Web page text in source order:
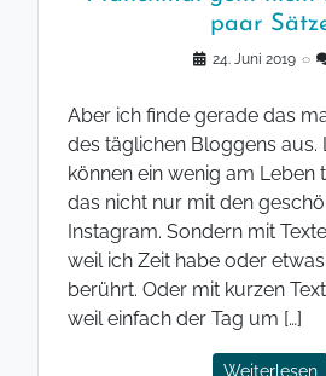
paar
24. Juni 2019 ◌
Aber ich finde gerade das
des täglichen Bloggens aus.
können ein wenig am Leben
das nicht nur mit den
Instagram. Sondern mit
weil ich Zeit habe oder
berührt. Oder mit kurzen
weil einfach der Tag um […]
Weiterlesen